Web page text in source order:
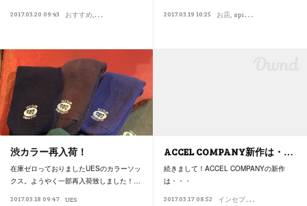
2017.03.20 09:43
おすすめ spiralなお客様
2017.03.19 10:25
お店 spiralなお客様
渋カラー再入荷！
在庫ゼロっておりましたUESのカラーソッ
クス。ようやく一部再入荷致しました！…
2017.03.18 09:47 UES
ACCEL COMPANY新作は・…
続きまして！ACCEL COMPANYの新作
は・・・
2017.03.17 08:52
イ
ンセプション